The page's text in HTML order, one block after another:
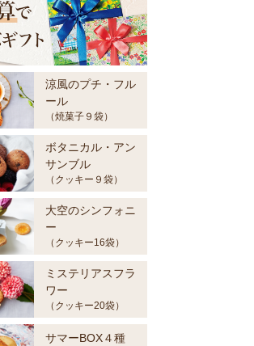
涼風のプチ・フル
ール
（焼菓子９袋）
ボタニカル・アン
サンブル
（クッキー９袋）
大空のシンフォニ
ー
（クッキー16袋）
ミステリアスフラ
ワー
（クッキー20袋）
サマーBOX４種